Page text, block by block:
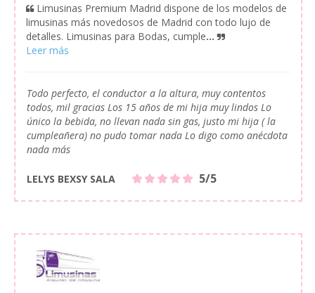
Limusinas Premium Madrid dispone de los modelos de
limusinas más novedosos de Madrid con todo lujo de
detalles. Limusinas para Bodas, cumple...
Todo perfecto, el conductor a la altura, muy contentos
todos, mil gracias Los 15 años de mi hija muy lindos Lo
único la bebida, no llevan nada sin gas, justo mi hija ( la
cumpleañera) no pudo tomar nada Lo digo como anécdota
nada más
LELYS BEXSY SALA 5/5